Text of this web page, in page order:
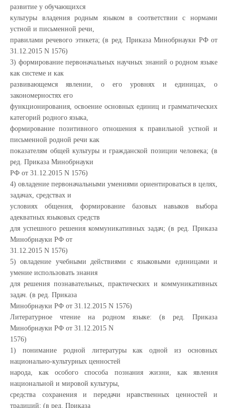
развитие у обучающихся
культуры владения родным языком в соответствии с нормами
устной и письменной речи,
правилами речевого этикета; (в ред. Приказа Минобрнауки РФ от
31.12.2015 N 1576)
3) формирование первоначальных научных знаний о родном языке
как системе и как
развивающемся явлении, о его уровнях и единицах, о
закономерностях его
функционирования, освоение основных единиц и грамматических
категорий родного языка,
формирование позитивного отношения к правильной устной и
письменной родной речи как
показателям общей культуры и гражданской позиции человека; (в
ред. Приказа Минобрнауки
РФ от 31.12.2015 N 1576)
4) овладение первоначальными умениями ориентироваться в целях,
задачах, средствах и
условиях общения, формирование базовых навыков выбора
адекватных языковых средств
для успешного решения коммуникативных задач; (в ред. Приказа
Минобрнауки РФ от
31.12.2015 N 1576)
5) овладение учебными действиями с языковыми единицами и
умение использовать знания
для решения познавательных, практических и коммуникативных
задач. (в ред. Приказа
Минобрнауки РФ от 31.12.2015 N 1576)
Литературное чтение на родном языке: (в ред. Приказа
Минобрнауки РФ от 31.12.2015 N
1576)
1) понимание родной литературы как одной из основных
национально-культурных ценностей
народа, как особого способа познания жизни, как явления
национальной и мировой культуры,
средства сохранения и передачи нравственных ценностей и
традиций; (в ред. Приказа